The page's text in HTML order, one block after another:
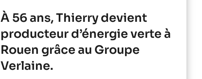
À 56 ans, Thierry devient
producteur d’énergie verte à
Rouen grâce au Groupe
Verlaine.